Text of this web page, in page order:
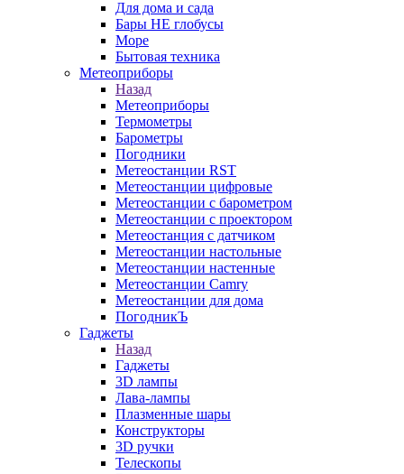
Для дома и сада
Бары НЕ глобусы
Море
Бытовая техника
Метеоприборы
Назад
Метеоприборы
Термометры
Барометры
Погодники
Метеостанции RST
Метеостанции цифровые
Метеостанции с барометром
Метеостанции с проектором
Метеостанция с датчиком
Метеостанции настольные
Метеостанции настенные
Метеостанции Camry
Метеостанции для дома
ПогодникЪ
Гаджеты
Назад
Гаджеты
3D лампы
Лава-лампы
Плазменные шары
Конструкторы
3D ручки
Телескопы